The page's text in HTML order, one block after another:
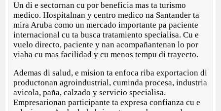
Un di e sectornan cu por beneficia mas ta turismo
medico. Hospitalnan y centro medico na Santander ta
mira Aruba como un mercado importante pa paciente
internacional cu ta busca tratamiento specialisa. Cu e
vuelo directo, paciente y nan acompañantenan lo por
viaha cu mas facilidad y cu menos tempu di trayecto.
Ademas di salud, e mision ta enfoca riba exportacion di
productonan agroindustrial, cuminda procesa, industria
avicola, paña, calzado y servicio specialisa.
Empresarionan participante ta expresa confianza cu e